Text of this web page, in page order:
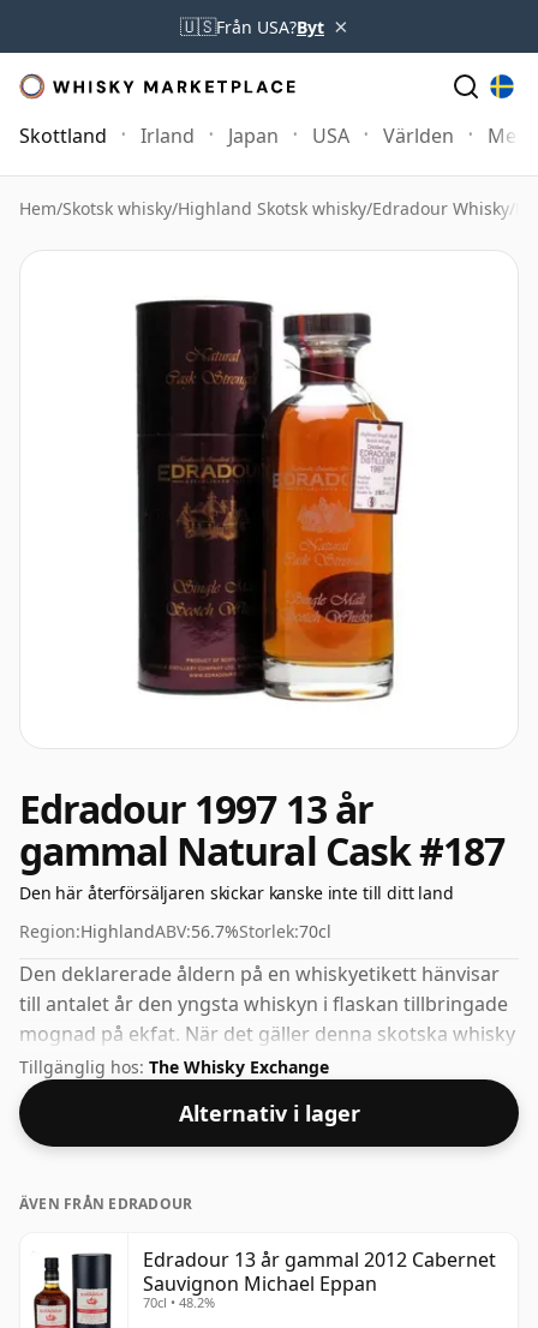
🇺🇸Från USA?Byt ×
Skottland Irland Japan USA Världen Mer
Hem/Skotsk whisky/Highland Skotsk whisky/Edradour Whisky/
Edradour 1997 13 år
gammal Natural Cask #187
Den här återförsäljaren skickar kanske inte till ditt land
Region:HighlandABV:56.7%Storlek:70cl
Den deklarerade åldern på en whiskyetikett hänvisar
till antalet år den yngsta whiskyn i flaskan tillbringade
mognad på ekfat. När det gäller denna skotska whisky
från Edradour är det 13 år. Detta kan betraktas som en
whisky med högre styrka, med ett ABV på 56,7 %.
Kommer i den vanliga tappningsstorleken på 70cl.
Tillgänglig hos: The Whisky Exchange
Alternativ i lager
ÄVEN FRÅN EDRADOUR
Edradour 13 år gammal 2012 Cabernet
Sauvignon Michael Eppan
70cl • 48.2%